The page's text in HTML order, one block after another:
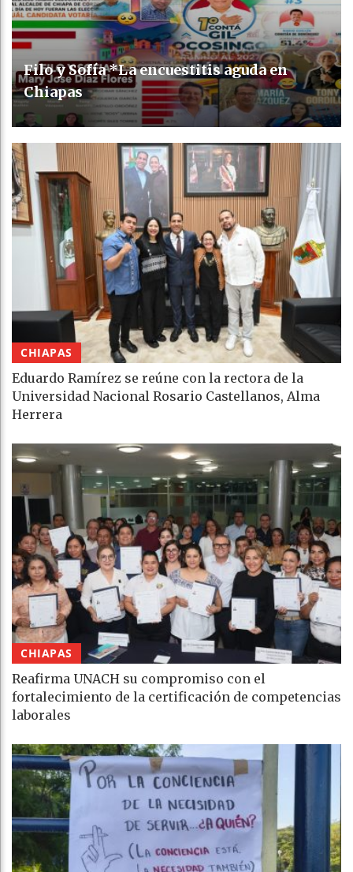
Filo y Sofía *La encuestitis aguda en
Chiapas
CHIAPAS
Eduardo Ramírez se reúne con la rectora de la
Universidad Nacional Rosario Castellanos, Alma
Herrera
CHIAPAS
Reafirma UNACH su compromiso con el
fortalecimiento de la certificación de competencias
laborales